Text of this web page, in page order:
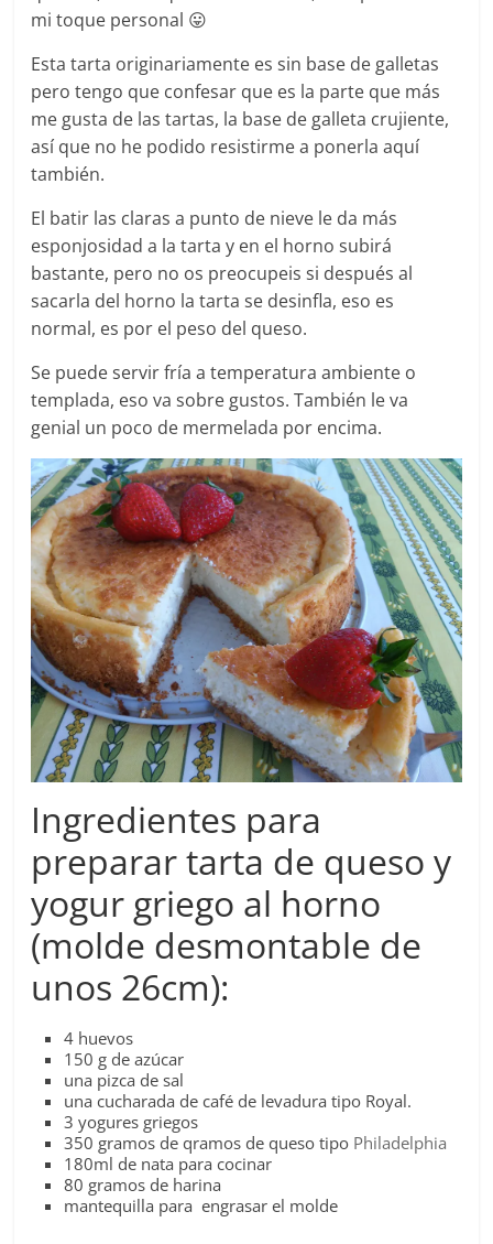
mi toque personal 😛
Esta tarta originariamente es sin base de galletas
pero tengo que confesar que es la parte que más
me gusta de las tartas, la base de galleta crujiente,
así que no he podido resistirme a ponerla aquí
también.
El batir las claras a punto de nieve le da más
esponjosidad a la tarta y en el horno subirá
bastante, pero no os preocupeis si después al
sacarla del horno la tarta se desinfla, eso es
normal, es por el peso del queso.
Se puede servir fría a temperatura ambiente o
templada, eso va sobre gustos. También le va
genial un poco de mermelada por encima.
Ingredientes para
preparar tarta de queso y
yogur griego al horno
(molde desmontable de
unos 26cm):
4 huevos
150 g de azúcar
una pizca de sal
una cucharada de café de levadura tipo Royal.
3 yogures griegos
350 gramos de qramos de queso tipo Philadelphia
180ml de nata para cocinar
80 gramos de harina
mantequilla para engrasar el molde